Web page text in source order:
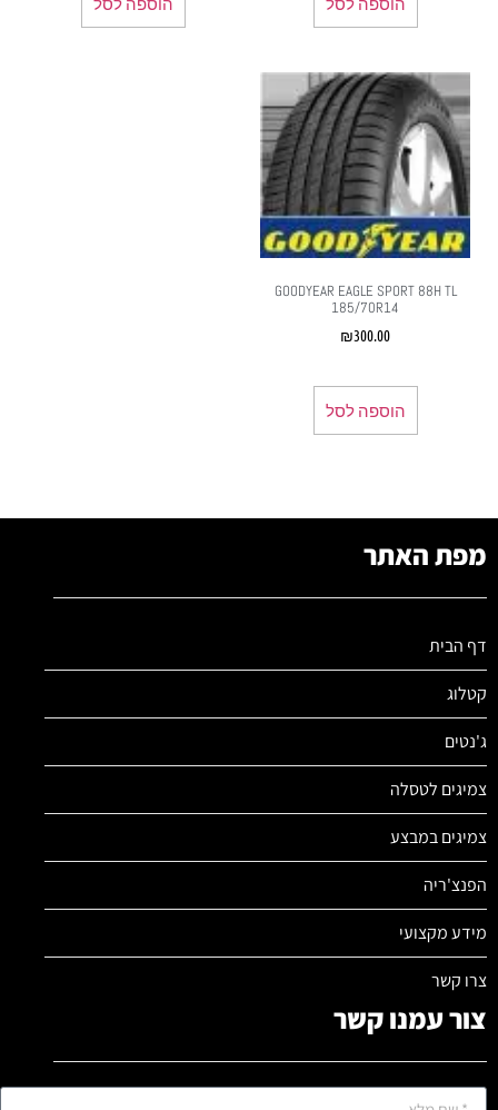
GOODYEAR EAGLE SPORT 88H TL
185/70R14
₪300.00
הוספה לסל
מפת האתר
דף הבית
קטלוג
ג'נטים
צמיגים לטסלה
צמיגים במבצע
הפנצ'ריה
מידע מקצועי
צרו קשר
צור עמנו קשר